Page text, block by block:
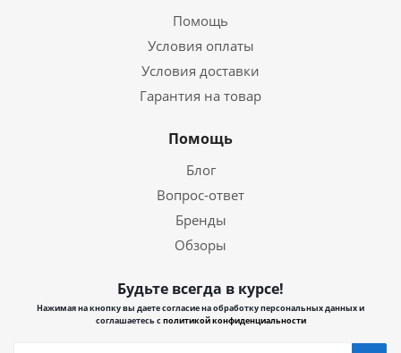
Помощь
Условия оплаты
Условия доставки
Гарантия на товар
Помощь
Блог
Вопрос-ответ
Бренды
Обзоры
Будьте всегда в курсе!
Нажимая на кнопку вы даете согласие на обработку персональных данных и
соглашаетесь сполитикой конфиденциальности